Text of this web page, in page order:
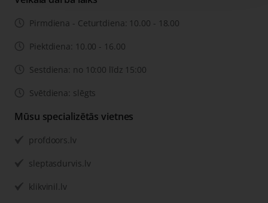
Pirmdiena - Ceturtdiena: 10.00 - 18.00
Piektdiena: 10.00 - 16.00
Sestdiena: no 10:00 līdz 15:00
Svētdiena: slēgts
Mūsu specializētās vietnes
profdoors.lv
sleptasdurvis.lv
klikvinil.lv